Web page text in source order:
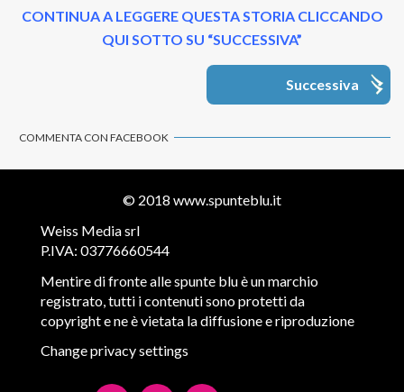
CONTINUA A LEGGERE QUESTA STORIA CLICCANDO
QUI SOTTO SU “SUCCESSIVA”
Successiva
COMMENTA CON FACEBOOK
© 2018 www.spunteblu.it
Weiss Media srl
P.IVA: 03776660544
Mentire di fronte alle spunte blu è un marchio
registrato, tutti i contenuti sono protetti da
copyright e ne è vietata la diffusione e riproduzione
Change privacy settings